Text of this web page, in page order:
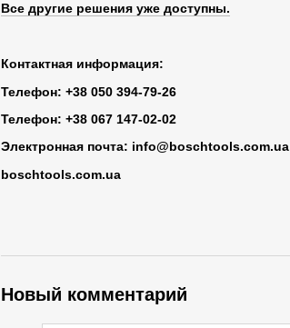
Все другие решения уже доступны.
Контактная информация:
Телефон: +38 050 394-79-26
Телефон: +38 067 147-02-02
Электронная почта: info@boschtools.com.ua
boschtools.com.ua
Новый комментарий